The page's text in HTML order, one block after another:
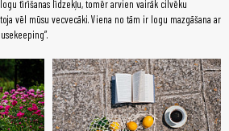
tīrīšanas līdzekļu, tomēr arvien vairāk cilvēku
vēl mūsu vecvecāki. Viena no tām ir logu mazgāšana ar